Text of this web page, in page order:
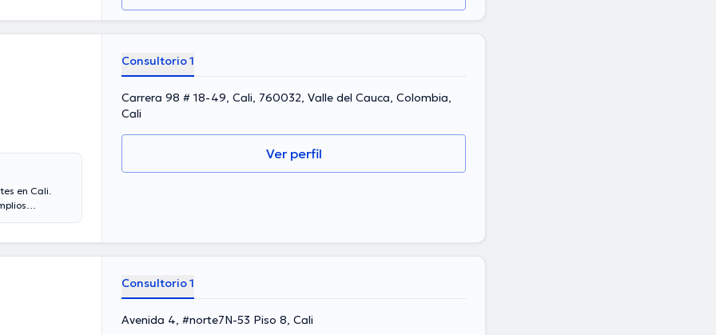
en Cali.
Su
Consultorio 1
Carrera 98 # 18-49, Cali, 760032, Valle del Cauca, Colombia,
Cali
Ver perfil
Consultorio 1
Avenida 4, #norte7N-53 Piso 8, Cali